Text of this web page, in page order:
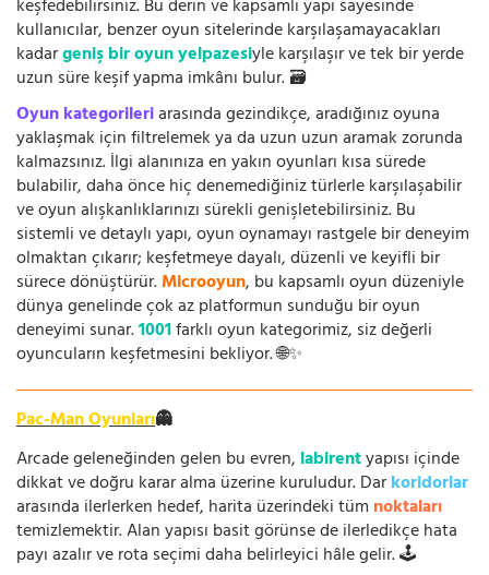
keşfedebilirsiniz. Bu derin ve kapsamlı yapı sayesinde
kullanıcılar, benzer oyun sitelerinde karşılaşamayacakları
kadargeniş bir oyun yelpazesiyle karşılaşır ve tek bir yerde
uzun süre keşif yapma imkânı bulur. 🗃️
Oyun kategorileriarasında gezindikçe, aradığınız oyuna
yaklaşmak için filtrelemek ya da uzun uzun aramak zorunda
kalmazsınız. İlgi alanınıza en yakın oyunları kısa sürede
bulabilir, daha önce hiç denemediğiniz türlerle karşılaşabilir
ve oyun alışkanlıklarınızı sürekli genişletebilirsiniz. Bu
sistemli ve detaylı yapı, oyun oynamayı rastgele bir deneyim
olmaktan çıkarır; keşfetmeye dayalı, düzenli ve keyifli bir
sürece dönüştürür.Microoyun, bu kapsamlı oyun düzeniyle
dünya genelinde çok az platformun sunduğu bir oyun
deneyimi sunar.1001farklı oyun kategorimiz, siz değerli
oyuncuların keşfetmesini bekliyor. 🌐✨
Pac-Man Oyunları👻
Arcade geleneğinden gelen bu evren, labirentyapısı içinde
dikkat ve doğru karar alma üzerine kuruludur. Darkoridorlar
arasında ilerlerken hedef, harita üzerindeki tüm noktaları
temizlemektir. Alan yapısı basit görünse de ilerledikçe hata
payı azalır ve rota seçimi daha belirleyici hâle gelir. 🕹️